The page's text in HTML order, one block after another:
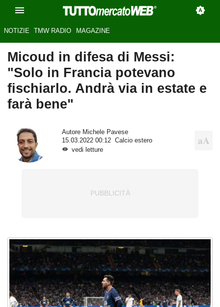
NOTIZIE TMW RADIO MAGAZINE
Micoud in difesa di Messi:
"Solo in Francia potevano
fischiarlo. Andrà via in estate e
farà bene"
Autore Michele Pavese
15.03.2022 00:12
Calcio estero
vedi letture